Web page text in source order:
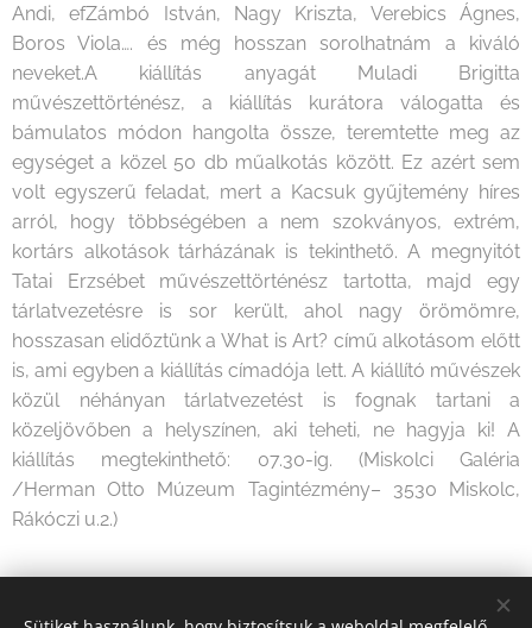
Andi, efZámbó István, Nagy Kriszta, Verebics Ágnes,
Boros Viola…. és még hosszan sorolhatnám a kiváló
neveket.A kiállítás anyagát Muladi Brigitta
művészettörténész, a kiállítás kurátora válogatta és
bámulatos módon hangolta össze, teremtette meg az
egységet a közel 50 db műalkotás között. Ez azért sem
volt egyszerű feladat, mert a Kacsuk gyűjtemény híres
arról, hogy többségében a nem szokványos, extrém,
kortárs alkotások tárházának is tekinthető. A megnyitót
Tatai Erzsébet művészettörténész tartotta, majd egy
tárlatvezetésre is sor került, ahol nagy örömömre,
hosszasan elidőztünk a What is Art? című alkotásom előtt
is, ami egyben a kiállítás címadója lett. A kiállító művészek
közül néhányan tárlatvezetést is fognak tartani a
közeljövőben a helyszínen, aki teheti, ne hagyja ki! A
kiállítás megtekinthető: 07.30-ig. (Miskolci Galéria
/Herman Otto Múzeum Tagintézmény– 3530 Miskolc,
Rákóczi u.2.)